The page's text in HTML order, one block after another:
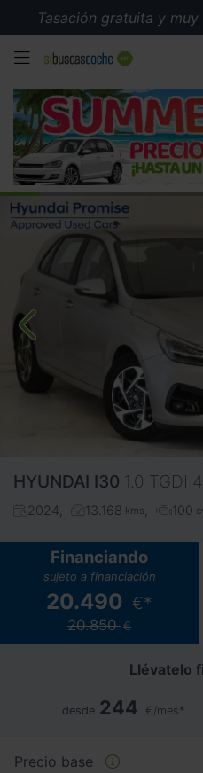
Tasación gratuita y
MENÚ
HYUNDAI I30 1.0 TGDI
2024 13.168 kms 100
Financiando
sujeto a financiación
20.490 €*
20.850 €
Llévatelo
desde 244 €/mes*
Precio base